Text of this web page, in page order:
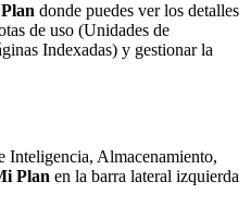
donde puedes ver los detalles
de uso (Unidades de
Indexadas) y gestionar la
Inteligencia, Almacenamiento,
Plan en la barra lateral izquierda